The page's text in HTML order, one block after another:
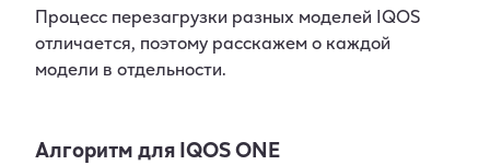
Процесс перезагрузки разных моделей IQOS
отличается, поэтому расскажем о каждой
модели в отдельности.
Алгоритм для IQOS ONE